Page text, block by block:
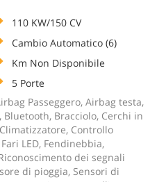
110 KW/150 CV
Cambio Automatico (6)
Km Non Disponibile
5 Porte
Passeggero, Airbag testa,
Bracciolo, Cerchi in
Controllo
LED, Fendinebbia,
dei segnali
di pioggia, Sensori di